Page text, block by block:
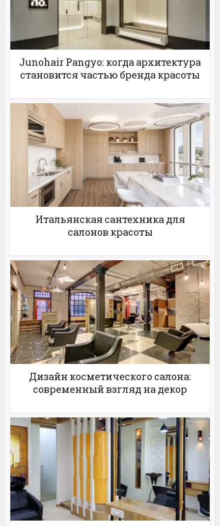
Junohair Pangyo: когда архитектура
становится частью бренда красоты
Итальянская сантехника для
салонов красоты
Дизайн косметического салона:
современный взгляд на декор